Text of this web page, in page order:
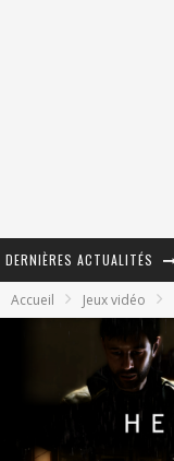
DERNIÈRES ACTUALITÉS
Accueil Jeux vidéo